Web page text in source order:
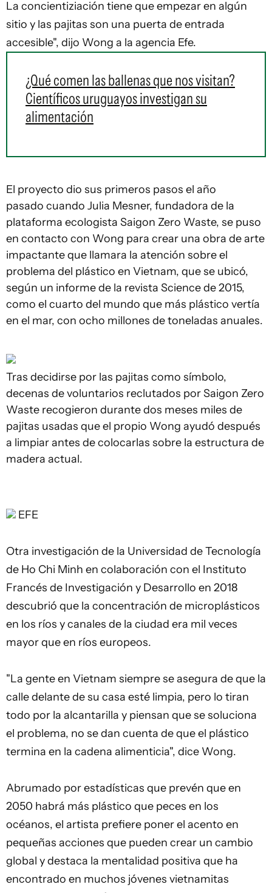
La concientiziación tiene que empezar en algún
sitio y las pajitas son una puerta de entrada
accesible", dijo Wong a la agencia Efe.
¿Qué comen las ballenas que nos visitan?
Científicos uruguayos investigan su
alimentación
El proyecto dio sus primeros pasos el año
pasado cuando Julia Mesner, fundadora de la
plataforma ecologista Saigon Zero Waste, se puso
en contacto con Wong para crear una obra de arte
impactante que llamara la atención sobre el
problema del plástico en Vietnam, que se ubicó,
según un informe de la revista Science de 2015,
como el cuarto del mundo que más plástico vertía
en el mar, con ocho millones de toneladas anuales.
Tras decidirse por las pajitas como símbolo,
decenas de voluntarios reclutados por Saigon Zero
Waste recogieron durante dos meses miles de
pajitas usadas que el propio Wong ayudó después
a limpiar antes de colocarlas sobre la estructura de
madera actual.
EFE
Otra investigación de la Universidad de Tecnología
de Ho Chi Minh en colaboración con el Instituto
Francés de Investigación y Desarrollo en 2018
descubrió que la concentración de microplásticos
en los ríos y canales de la ciudad era mil veces
mayor que en ríos europeos.
"La gente en Vietnam siempre se asegura de que la
calle delante de su casa esté limpia, pero lo tiran
todo por la alcantarilla y piensan que se soluciona
el problema, no se dan cuenta de que el plástico
termina en la cadena alimenticia", dice Wong.
Abrumado por estadísticas que prevén que en
2050 habrá más plástico que peces en los
océanos, el artista prefiere poner el acento en
pequeñas acciones que pueden crear un cambio
global y destaca la mentalidad positiva que ha
encontrado en muchos jóvenes vietnamitas